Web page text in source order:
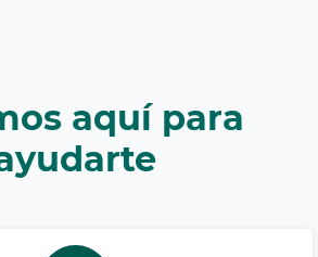
aquí para